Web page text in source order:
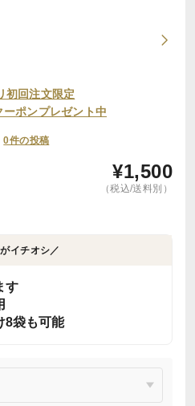
初回注文限定
ポンプレゼント中
0件の投稿
¥1,500
（税込/送料別）
イチオシ／
す
8袋も可能